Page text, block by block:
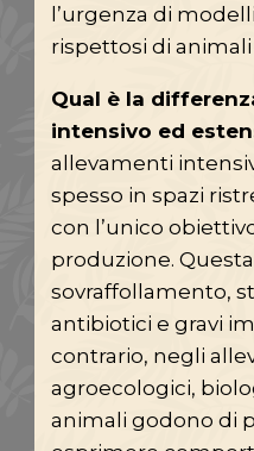
l’urgenza di
rispettosi di
Qual è la
intensivo ed
allevamenti
spesso in spazi
con l’unico
produzione.
sovraffollamento,
antibiotici e gravi
contrario, negli
agroecologici,
animali godono di